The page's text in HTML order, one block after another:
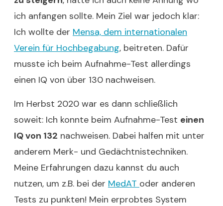
ich anfangen sollte. Mein Ziel war jedoch klar:
Ich wollte der Mensa, dem internationalen
Verein für Hochbegabung, beitreten. Dafür
musste ich beim Aufnahme-Test allerdings
einen IQ von über 130 nachweisen.
Im Herbst 2020 war es dann schließlich
soweit: Ich konnte beim Aufnahme-Test einen
IQ von 132 nachweisen. Dabei halfen mit unter
anderem Merk- und Gedächtnistechniken.
Meine Erfahrungen dazu kannst du auch
nutzen, um z.B. bei der MedAT oder anderen
Tests zu punkten! Mein erprobtes System